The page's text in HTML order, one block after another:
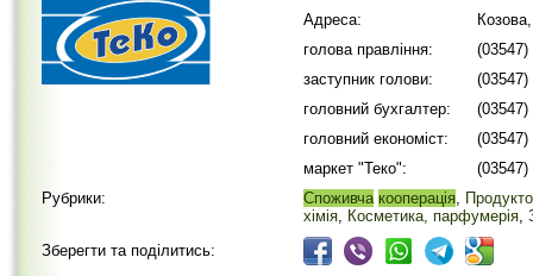
Адреса:
голова правління:
(03547)
заступник голови:
(03547)
головний бухгалтер:
(03547)
головний економіст:
(03547)
маркет "Теко":
(03547)
Рубрики:
Споживча кооперація,
хімія, Косметика, парфумерія,
Зберегти та поділитись: